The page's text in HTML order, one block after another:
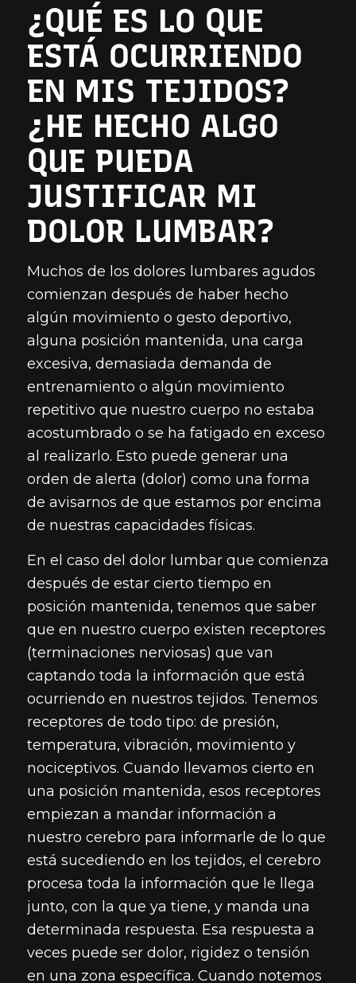
¿QUÉ ES LO QUE
ESTÁ OCURRIENDO
EN MIS TEJIDOS?
¿HE HECHO ALGO
QUE PUEDA
JUSTIFICAR MI
DOLOR LUMBAR?
Muchos de los dolores lumbares agudos
comienzan después de haber hecho
algún movimiento o gesto deportivo,
alguna posición mantenida, una carga
excesiva, demasiada demanda de
entrenamiento o algún movimiento
repetitivo que nuestro cuerpo no estaba
acostumbrado o se ha fatigado en exceso
al realizarlo. Esto puede generar una
orden de alerta (dolor) como una forma
de avisarnos de que estamos por encima
de nuestras capacidades físicas.
En el caso del dolor lumbar que comienza
después de estar cierto tiempo en
posición mantenida, tenemos que saber
que en nuestro cuerpo existen receptores
(terminaciones nerviosas) que van
captando toda la información que está
ocurriendo en nuestros tejidos. Tenemos
receptores de todo tipo: de presión,
temperatura, vibración, movimiento y
nociceptivos. Cuando llevamos cierto en
una posición mantenida, esos receptores
empiezan a mandar información a
nuestro cerebro para informarle de lo que
está sucediendo en los tejidos, el cerebro
procesa toda la información que le llega
junto, con la que ya tiene, y manda una
determinada respuesta. Esa respuesta a
veces puede ser dolor, rigidez o tensión
en una zona específica. Cuando notemos